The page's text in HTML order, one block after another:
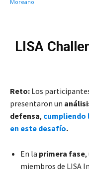
LISA
Reto: Los
presentaron un
defensa, cumpliendo
en este desafío.
En la primera fase,
miembros de LISA